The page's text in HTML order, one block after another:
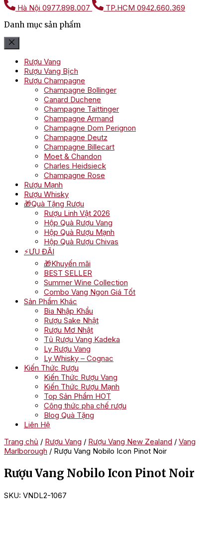
Hà Nội 0977.898.007 TP.HCM 0942.660.369
Danh mục sản phẩm
Rượu Vang
Rượu Vang Bịch
Rượu Champagne
Champagne Bollinger
Canard Duchene
Champagne Taittinger
Champagne Armand
Champagne Dom Perignon
Champagne Deutz
Champagne Billecart
Moet & Chandon
Charles Heidsieck
Champagne Rose
Rượu Mạnh
Rượu Whisky
🎁Quà Tặng Rượu
Rượu Linh Vật 2026
Hộp Quà Rượu Vang
Hộp Quà Rượu Mạnh
Hộp Quà Rượu Chivas
⚡ƯU ĐÃI
🎁Khuyến mãi
BEST SELLER
Summer Wine Collection
Combo Vang Ngon Giá Tốt
Sản Phẩm Khác
Bia Nhập Khẩu
Rượu Sake Nhật
Rượu Mơ Nhật
Tủ Rượu Vang Kadeka
Ly Rượu Vang
Ly Whisky – Cognac
Kiến Thức Rượu
Kiến Thức Rượu Vang
Kiến Thức Rượu Mạnh
Top Sản Phẩm HOT
Công thức pha chế rượu
Blog Quà Tặng
Liên Hệ
Trang chủ / Rượu Vang / Rượu Vang New Zealand / Vang
Marlborough / Rượu Vang Nobilo Icon Pinot Noir
Rượu Vang Nobilo Icon Pinot Noir
SKU: VNDL2-1067